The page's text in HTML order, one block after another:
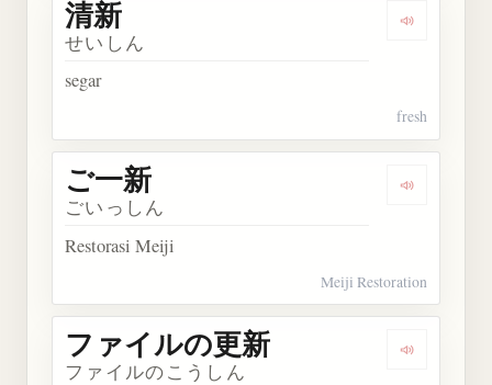
Dengarkan
清新
せいしん
segar
fresh
Dengarkan
ご一新
ごいっしん
Restorasi Meiji
Meiji Restoration
Dengarkan
ファイルの更新
ファイルのこうしん